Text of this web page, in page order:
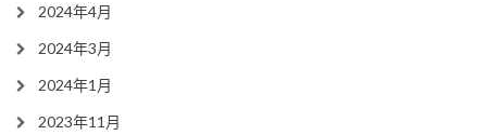
2024年4月
2024年3月
2024年1月
2023年11月